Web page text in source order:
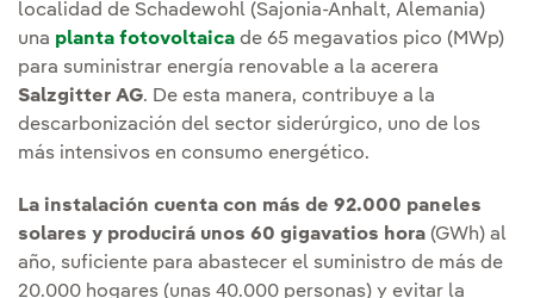
localidad de Schadewohl (Sajonia-Anhalt, Alemania)
una planta fotovoltaica de 65 megavatios pico (MWp)
para suministrar energía renovable a la acerera
Salzgitter AG. De esta manera, contribuye a la
descarbonización del sector siderúrgico, uno de los
más intensivos en consumo energético.
La instalación cuenta con más de 92.000 paneles
solares y producirá unos 60 gigavatios hora (GWh) al
año, suficiente para abastecer el suministro de más de
20.000 hogares (unas 40.000 personas) y evitar la